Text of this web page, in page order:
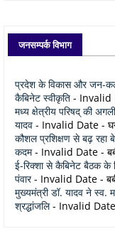
जनसम्पर्क विभाग
प्रदेश के विकास और जन-
कैबिनेट स्वीकृति - Invalid
मध्य क्षेत्रीय परिषद् की
यादव - Invalid Date -
कौशल प्रशिक्षण से बढ़ रहा
कदम- Invalid Date -
ई-रिक्शा से कैबिनेट बैठक के
पंवार- Invalid Date -
मुख्यमंत्री डॉ. यादव ने स्व.
श्रद्धांजलि- Invalid Date